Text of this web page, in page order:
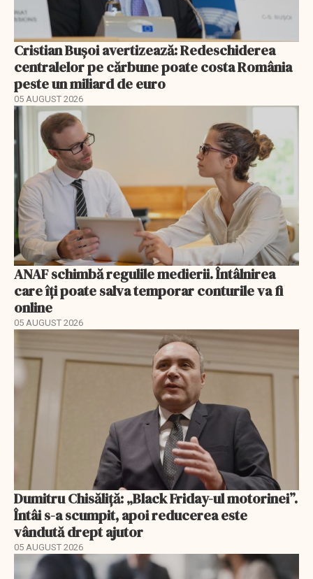
Cristian Bușoi avertizează: Redeschiderea
centralelor pe cărbune poate costa România
peste un miliard de euro
05 AUGUST 2026
ANAF schimbă regulile medierii. Întâlnirea
care îți poate salva temporar conturile va fi
online
05 AUGUST 2026
Dumitru Chisăliță: „Black Friday-ul motorinei”.
Întâi s-a scumpit, apoi reducerea este
vândută drept ajutor
05 AUGUST 2026